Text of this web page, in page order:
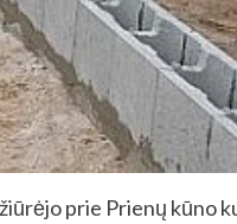
prie Prienų